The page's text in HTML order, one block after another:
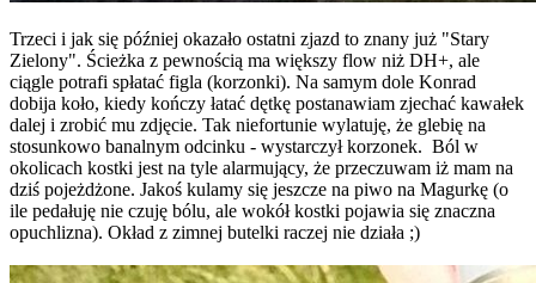
Trzeci i jak się później okazało ostatni zjazd to znany już "Stary
Zielony". Ścieżka z pewnością ma większy flow niż DH+, ale
ciągle potrafi spłatać figla (korzonki). Na samym dole Konrad
dobija koło, kiedy kończy łatać dętkę postanawiam zjechać kawałek
dalej i zrobić mu zdjęcie. Tak niefortunie wylatuję, że glebię na
stosunkowo banalnym odcinku - wystarczył korzonek. Ból w
okolicach kostki jest na tyle alarmujący, że przeczuwam iż mam na
dziś pojeżdżone. Jakoś kulamy się jeszcze na piwo na Magurkę (o
ile pedałuję nie czuję bólu, ale wokół kostki pojawia się znaczna
opuchlizna). Okład z zimnej butelki raczej nie działa ;)